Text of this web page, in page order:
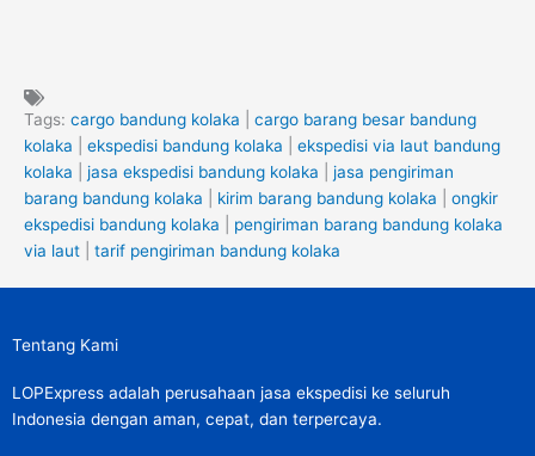
Tags: cargo bandung kolaka
cargo barang besar bandung
kolaka
ekspedisi bandung kolaka
ekspedisi via laut bandung
kolaka
jasa ekspedisi bandung kolaka
jasa pengiriman
barang bandung kolaka
kirim barang bandung kolaka
ongkir
ekspedisi bandung kolaka
pengiriman barang bandung kolaka
via laut
tarif pengiriman bandung kolaka
Tentang Kami
LOPExpress adalah perusahaan jasa ekspedisi ke seluruh
Indonesia dengan aman, cepat, dan terpercaya.